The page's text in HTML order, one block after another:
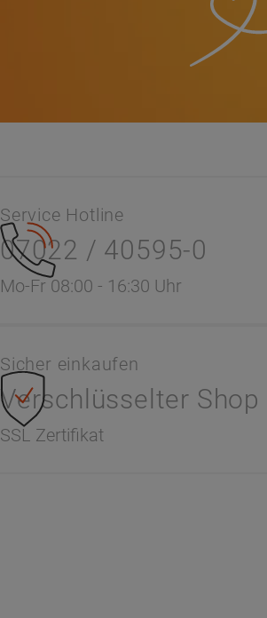
Service Hotline
07022 / 40595-0
Mo-Fr 08:00 - 16:30 Uhr
Sicher einkaufen
Verschlüsselter Shop
SSL Zertifikat